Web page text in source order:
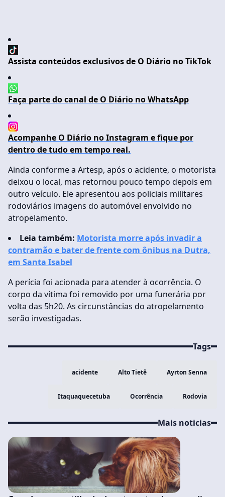
Assista conteúdos exclusivos de O Diário no TikTok
Faça parte do canal de O Diário no WhatsApp
Acompanhe O Diário no Instagram e fique por
dentro de tudo em tempo real.
Ainda conforme a Artesp, após o acidente, o motorista
deixou o local, mas retornou pouco tempo depois em
outro veículo. Ele apresentou aos policiais militares
rodoviários imagens do automóvel envolvido no
atropelamento.
Leia também: Motorista morre após invadir a
contramão e bater de frente com ônibus na Dutra,
em Santa Isabel
A perícia foi acionada para atender à ocorrência. O
corpo da vítima foi removido por uma funerária por
volta das 5h20. As circunstâncias do atropelamento
serão investigadas.
Tags
acidente Alto Tietê Ayrton Senna
Itaquaquecetuba Ocorrência Rodovia
Mais noticias